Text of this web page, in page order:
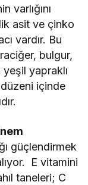
varlığını
asit ve çinko
vardır. Bu
bulgur,
yapraklı
içinde
güçlendirmek
E vitamini
taneleri; C